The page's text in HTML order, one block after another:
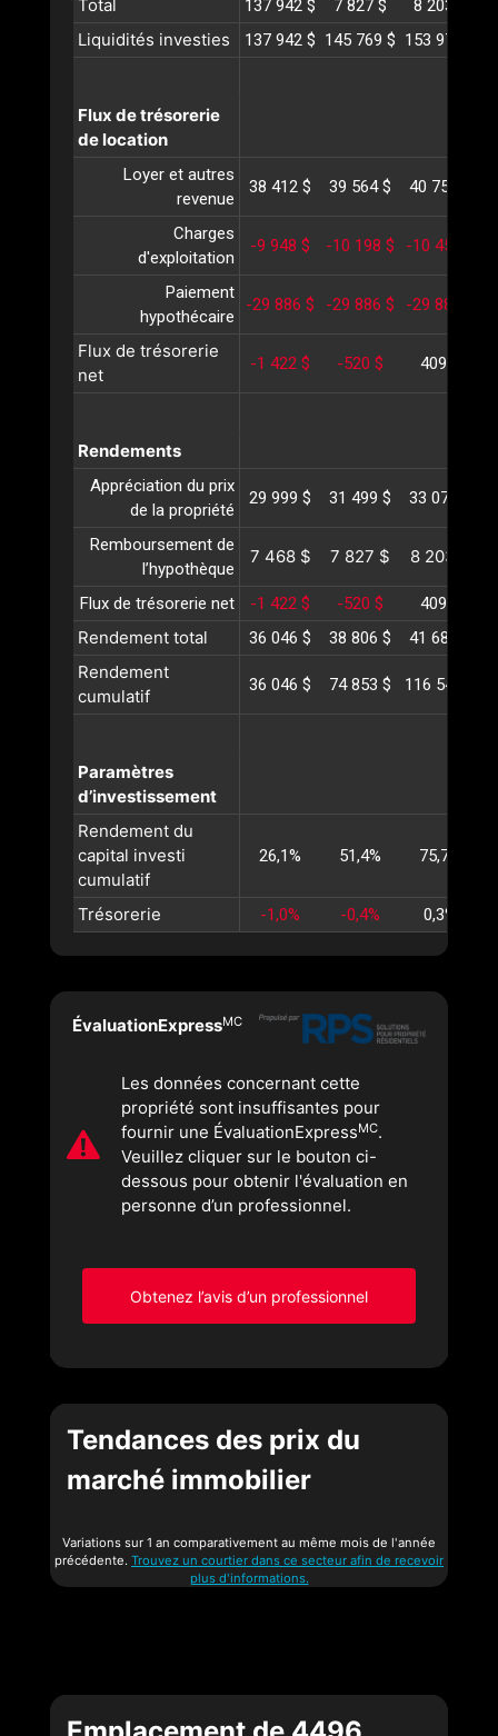
Total 137 942 $ 7 827 $ 8 203 $
Liquidités investies 137 942 $ 145 769 $ 153 972 $
Flux de trésorerie
de location
Loyer et autres
revenue
38 412 $ 39 564 $ 40 751 $
Charges
d'exploitation
-9 948 $ -10 198 $ -10 455 $
Paiement
hypothécaire
-29 886 $ -29 886 $ -29 886 $
Flux de trésorerie
net
-1 422 $ -520 $ 409 $
Rendements
Appréciation du prix
de la propriété
29 999 $ 31 499 $ 33 074 $
Remboursement de
l’hypothèque
7 468 $ 7 827 $ 8 203 $
Flux de trésorerie net -1 422 $ -520 $ 409 $
Rendement total 36 046 $ 38 806 $ 41 688 $
Rendement
cumulatif
36 046 $ 74 853 $ 116 541 $
Paramètres
d’investissement
Rendement du
capital investi
cumulatif
26,1% 51,4% 75,7%
Trésorerie -1,0% -0,4% 0,3%
ÉvaluationExpressMC
Les données concernant cette
propriété sont insuffisantes pour
fournir une ÉvaluationExpressMC.
Veuillez cliquer sur le bouton ci-
dessous pour obtenir l'évaluation en
personne d’un professionnel.
Obtenez l’avis d’un professionnel
Tendances des prix du
marché immobilier
Variations sur 1 an comparativement au même mois de l'année
précédente. Trouvez un courtier dans ce secteur afin de recevoir
plus d'informations.